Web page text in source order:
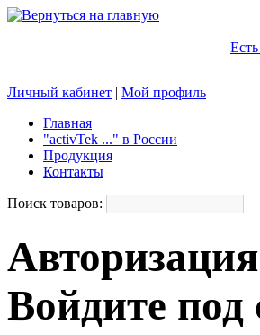
Личный кабинет | Мой профиль
Главная
"activTek ..." в России
Продукция
Контакты
Поиск товаров:
Авторизация
Войдите